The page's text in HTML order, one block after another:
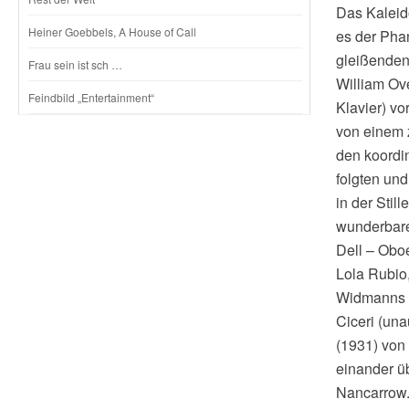
Heiner Goebbels, A House of Call
Frau sein ist sch …
Feindbild „Entertainment“
Das
es der
William
Klavier)
von einem
den
folgten
in der
Dell –
Lola
Ciceri
(1931)
einander
Nancarrow.